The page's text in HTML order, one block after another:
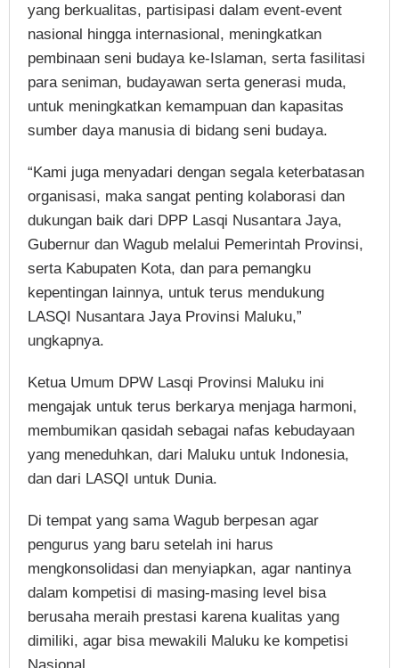
yang berkualitas, partisipasi dalam event-event
nasional hingga internasional, meningkatkan
pembinaan seni budaya ke-Islaman, serta fasilitasi
para seniman, budayawan serta generasi muda,
untuk meningkatkan kemampuan dan kapasitas
sumber daya manusia di bidang seni budaya.
“Kami juga menyadari dengan segala keterbatasan
organisasi, maka sangat penting kolaborasi dan
dukungan baik dari DPP Lasqi Nusantara Jaya,
Gubernur dan Wagub melalui Pemerintah Provinsi,
serta Kabupaten Kota, dan para pemangku
kepentingan lainnya, untuk terus mendukung
LASQI Nusantara Jaya Provinsi Maluku,”
ungkapnya.
Ketua Umum DPW Lasqi Provinsi Maluku ini
mengajak untuk terus berkarya menjaga harmoni,
membumikan qasidah sebagai nafas kebudayaan
yang meneduhkan, dari Maluku untuk Indonesia,
dan dari LASQI untuk Dunia.
Di tempat yang sama Wagub berpesan agar
pengurus yang baru setelah ini harus
mengkonsolidasi dan menyiapkan, agar nantinya
dalam kompetisi di masing-masing level bisa
berusaha meraih prestasi karena kualitas yang
dimiliki, agar bisa mewakili Maluku ke kompetisi